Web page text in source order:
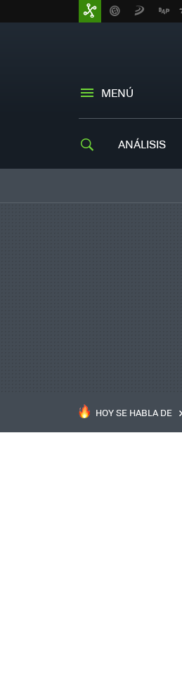
MENÚ
ANÁLISIS
HOY SE HABLA DE